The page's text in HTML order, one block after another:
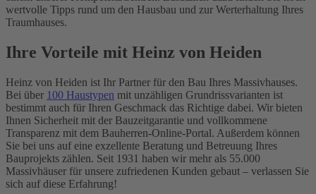
wertvolle Tipps rund um den Hausbau und zur Werterhaltung Ihres
Traumhauses.
Ihre Vorteile mit Heinz von Heiden
Heinz von Heiden ist Ihr Partner für den Bau Ihres Massivhauses.
Bei über 100 Haustypen mit unzähligen Grundrissvarianten ist
bestimmt auch für Ihren Geschmack das Richtige dabei. Wir bieten
Ihnen Sicherheit mit der Bauzeitgarantie und vollkommene
Transparenz mit dem Bauherren-Online-Portal. Außerdem können
Sie bei uns auf eine exzellente Beratung und Betreuung Ihres
Bauprojekts zählen. Seit 1931 haben wir mehr als 55.000
Massivhäuser für unsere zufriedenen Kunden gebaut – verlassen Sie
sich auf diese Erfahrung!